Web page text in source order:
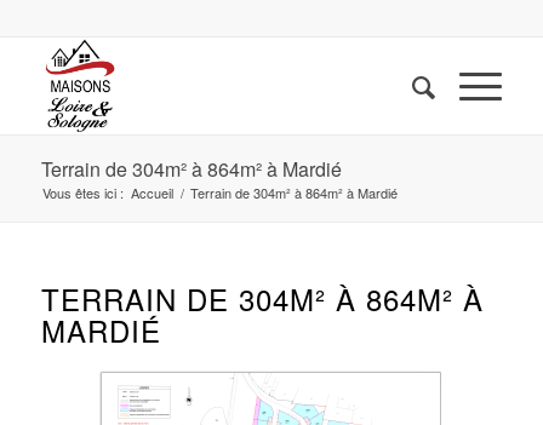
Terrain de 304m² à 864m² à Mardié
Vous êtes ici : Accueil / Terrain de 304m² à 864m² à Mardié
TERRAIN DE 304M² À 864M² À
MARDIÉ